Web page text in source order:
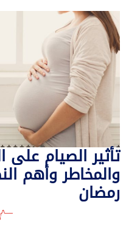
تأثير الصيام على
والمخاطر وأهم
رمضان